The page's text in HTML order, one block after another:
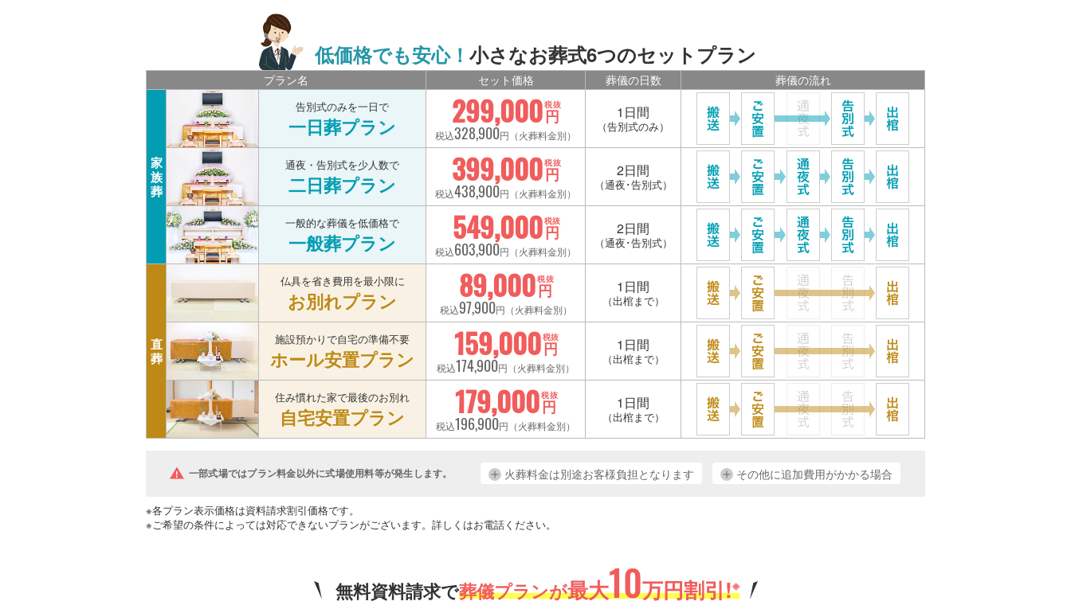
低価格でも安心！ 小さなお葬式6つのセットプラン
プラン名 セット価格 葬儀の日数 葬儀の流れ
家
族
葬
告別式のみを一日で
一日葬プラン 299,000円
税抜
税込328,900円（火葬料金別）
1日間
（告別式のみ）
通夜・告別式を少人数で
二日葬プラン 399,000円
税抜
税込438,900円（火葬料金別）
2日間
（通夜･告別式）
一般的な葬儀を低価格で
一般葬プラン 549,000円
税抜
税込603,900円（火葬料金別）
2日間
（通夜･告別式）
直
葬
仏具を省き費用を最小限に
お別れプラン 89,000円
税抜
税込97,900円（火葬料金別）
1日間
（出棺まで）
施設預かりで自宅の準備不要
ホール安置プラン 159,000円
税抜
税込174,900円（火葬料金別）
1日間
（出棺まで）
住み慣れた家で最後のお別れ
自宅安置プラン 179,000円
税抜
税込196,900円（火葬料金別）
1日間
（出棺まで）
一部式場ではプラン料金以外に式場使用料等が発生します。 火葬料金は別途お客様負担となります その他に追加費用がかかる場合
※各プラン表示価格は資料請求割引価格です。
※ご希望の条件によっては対応できないプランがございます。詳しくはお電話ください。
無料資料請求で葬儀プランが最大10万円割引!※